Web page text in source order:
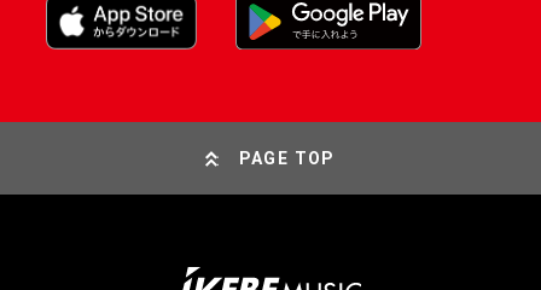
PAGE TOP